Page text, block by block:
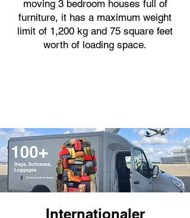
moving 3 bedroom houses full of
furniture, it has a maximum weight
limit of 1,200 kg and 75 square feet
worth of loading space.
Internationaler